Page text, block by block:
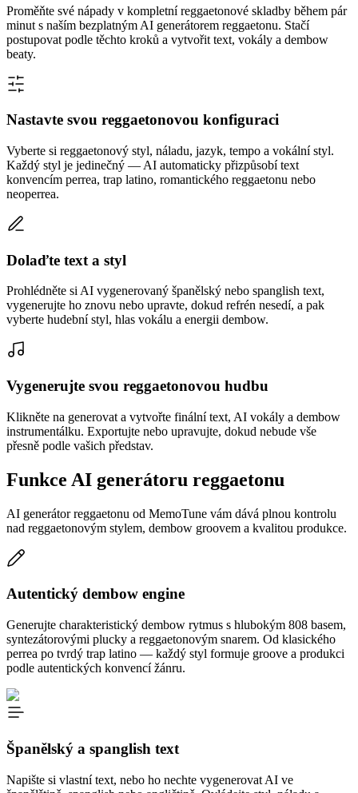
Proměňte své nápady v kompletní reggaetonové skladby během pár
minut s naším bezplatným AI generátorem reggaetonu. Stačí
postupovat podle těchto kroků a vytvořit text, vokály a dembow
beaty.
Nastavte svou reggaetonovou konfiguraci
Vyberte si reggaetonový styl, náladu, jazyk, tempo a vokální styl.
Každý styl je jedinečný — AI automaticky přizpůsobí text
konvencím perrea, trap latino, romantického reggaetonu nebo
neoperrea.
Dolaďte text a styl
Prohlédněte si AI vygenerovaný španělský nebo spanglish text,
vygenerujte ho znovu nebo upravte, dokud refrén nesedí, a pak
vyberte hudební styl, hlas vokálu a energii dembow.
Vygenerujte svou reggaetonovou hudbu
Klikněte na generovat a vytvořte finální text, AI vokály a dembow
instrumentálku. Exportujte nebo upravujte, dokud nebude vše
přesně podle vašich představ.
Funkce AI generátoru reggaetonu
AI generátor reggaetonu od MemoTune vám dává plnou kontrolu
nad reggaetonovým stylem, dembow groovem a kvalitou produkce.
Autentický dembow engine
Generujte charakteristický dembow rytmus s hlubokým 808 basem,
syntezátorovými plucky a reggaetonovým snarem. Od klasického
perrea po tvrdý trap latino — každý styl formuje groove a produkci
podle autentických konvencí žánru.
Španělský a spanglish text
Napište si vlastní text, nebo ho nechte vygenerovat AI ve